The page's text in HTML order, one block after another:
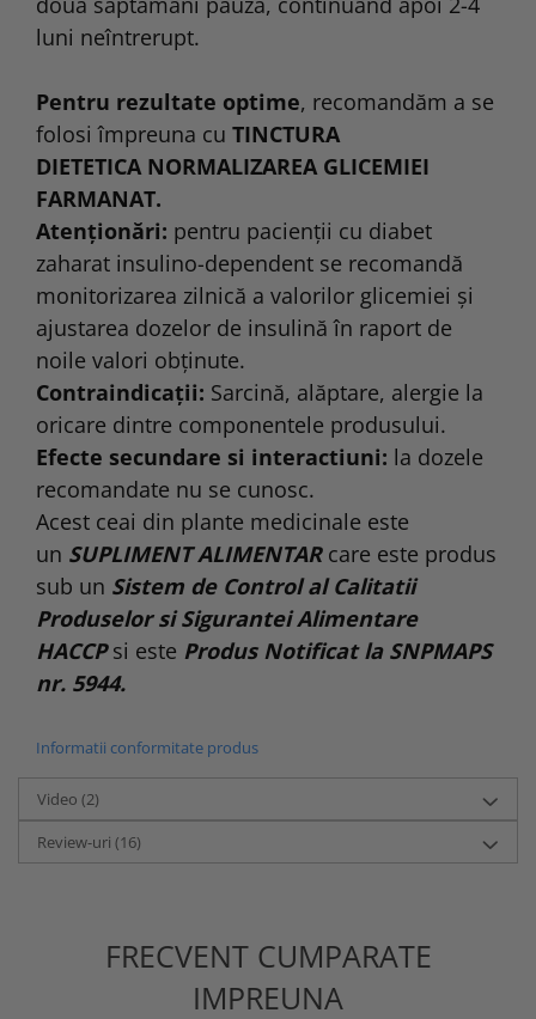
luni neîntrerupt.
Pentru rezultate optime, recomandăm a se
folosi împreuna cu TINCTURA
DIETETICA NORMALIZAREA GLICEMIEI
FARMANAT.
Atenţionări: pentru pacienţii cu diabet
zaharat insulino-dependent se recomandă
monitorizarea zilnică a valorilor glicemiei şi
ajustarea dozelor de insulină în raport de
noile valori obţinute.
Contraindicații: Sarcină, alăptare, alergie la
oricare dintre componentele produsului.
Efecte secundare si interactiuni: la dozele
recomandate nu se cunosc.
Acest ceai din plante medicinale este
un SUPLIMENT ALIMENTARcare este produs
sub un Sistem de Control al Calitatii
Produselor si Sigurantei Alimentare
HACCPsi este Produs Notificat la SNPMAPS
nr. 5944.
Informatii conformitate produs
Video (2)
Review-uri (16)
FRECVENT CUMPARATE
IMPREUNA